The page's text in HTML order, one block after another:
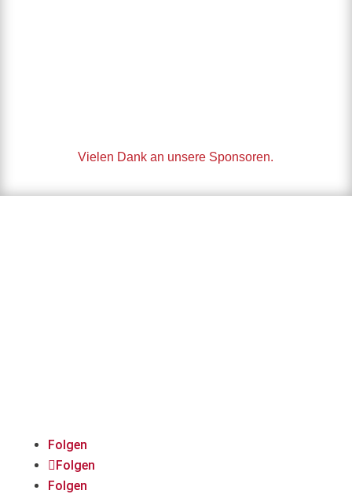
Vielen Dank an unsere Sponsoren.
Folgen
Folgen
Folgen